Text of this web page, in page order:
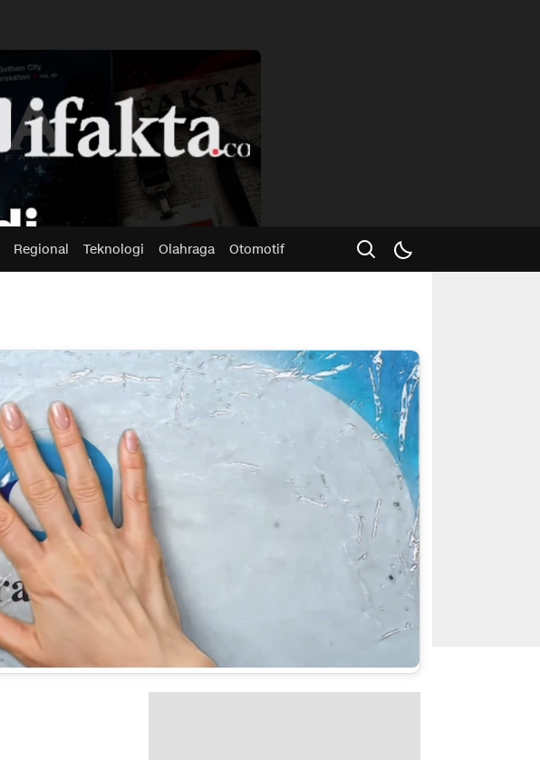
Regional Teknologi Olahraga Otomotif